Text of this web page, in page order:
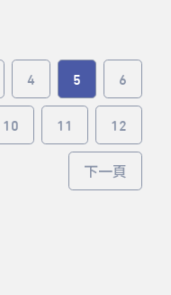
4 5 6
10 11 12
下一頁